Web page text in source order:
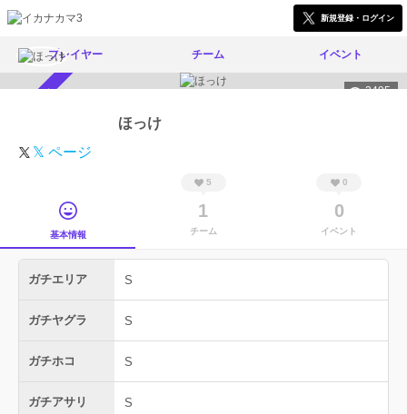
新規登録・ログイン
プレイヤー チーム イベント
3495
ほっけ
𝕏 ページ
基本情報
5
1
チーム
0
0
イベント
ガチエリア S
ガチヤグラ S
ガチホコ S
ガチアサリ S